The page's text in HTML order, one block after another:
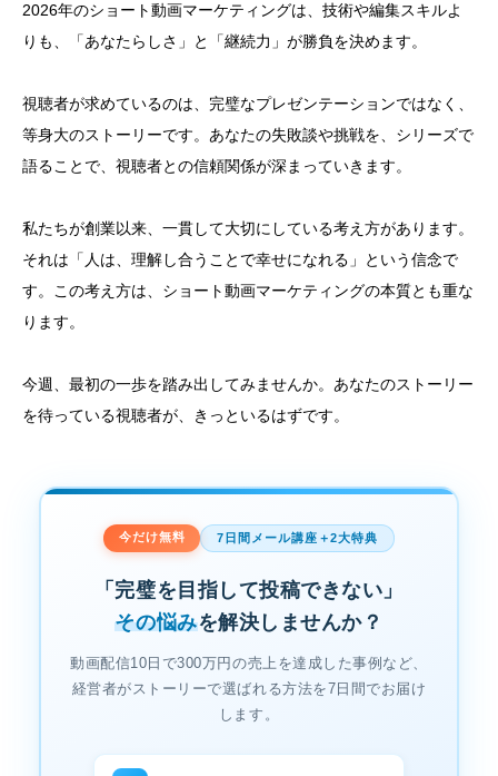
2026年のショート動画マーケティングは、技術や編集スキルよ
りも、「あなたらしさ」と「継続力」が勝負を決めます。
視聴者が求めているのは、完璧なプレゼンテーションではなく、
等身大のストーリーです。あなたの失敗談や挑戦を、シリーズで
語ることで、視聴者との信頼関係が深まっていきます。
私たちが創業以来、一貫して大切にしている考え方があります。
それは「人は、理解し合うことで幸せになれる」という信念で
す。この考え方は、ショート動画マーケティングの本質とも重な
ります。
今週、最初の一歩を踏み出してみませんか。あなたのストーリー
を待っている視聴者が、きっといるはずです。
今だけ無料 7日間メール講座＋2大特典
「完璧を目指して投稿できない」
その悩みを解決しませんか？
動画配信10日で300万円の売上を達成した事例など、
経営者がストーリーで選ばれる方法を7日間でお届け
します。